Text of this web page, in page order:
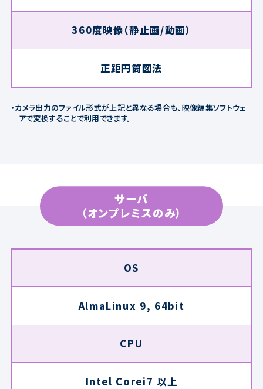
360度映像（静止画/動画）
正距円筒図法
・カメラ出力のファイル形式が上記と異なる場合も、映像編集ソフトウェ
アで変換することで利用できます。
サーバ
（オンプレミスのみ）
OS
AlmaLinux 9, 64bit
CPU
Intel Corei7 以上